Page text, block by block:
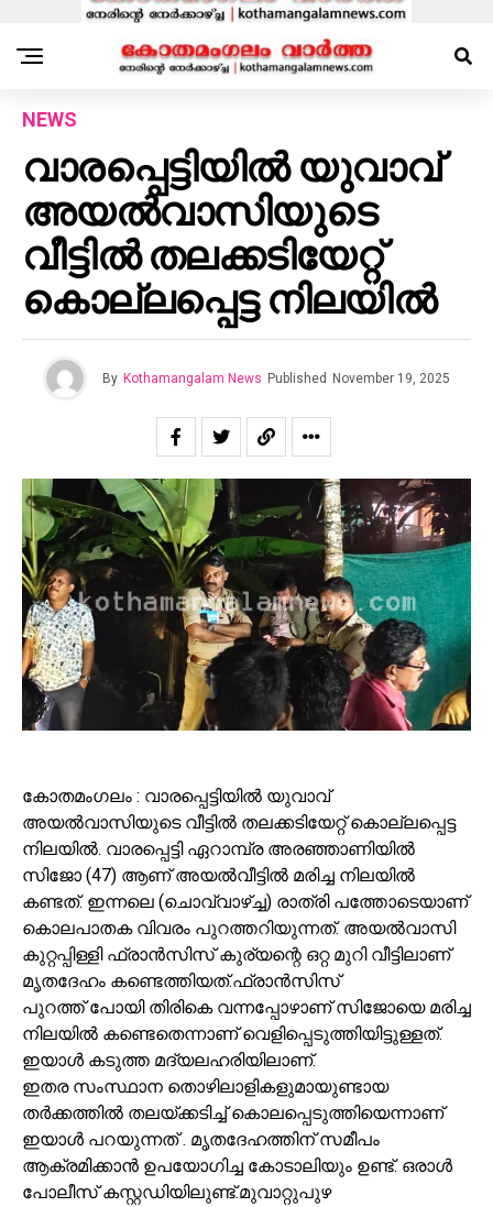
NEWS
വാരപ്പെട്ടിയിൽ യുവാവ്
അയൽവാസിയുടെ
വീട്ടിൽ തലക്കടിയേറ്റ്
കൊല്ലപ്പെട്ട നിലയിൽ
By Kothamangalam News Published November 19, 2025
കോതമംഗലം : വാരപ്പെട്ടിയിൽ യുവാവ്
അയൽവാസിയുടെ വീട്ടിൽ തലക്കടിയേറ്റ് കൊല്ലപ്പെട്ട
നിലയിൽ. വാരപ്പെട്ടി ഏറാമ്പ്ര അരഞ്ഞാണിയിൽ
സിജോ (47) ആണ് അയൽവീട്ടിൽ മരിച്ച നിലയിൽ
കണ്ടത്. ഇന്നലെ (ചൊവ്വാഴ്ച്ച) രാത്രി പത്താേടെയാണ്
കൊലപാതക വിവരം പുറത്തറിയുന്നത്. അയൽവാസി
കുറ്റപ്പിള്ളി ഫ്രാൻസിസ് കുര്യന്റെ ഒറ്റ മുറി വീട്ടിലാണ്
മൃതദേഹം കണ്ടെത്തിയത്.ഫ്രാൻസിസ്
പുറത്ത് പോയി തിരികെ വന്നപ്പോഴാണ് സിജോയെ മരിച്ച
നിലയിൽ കണ്ടെതെന്നാണ് വെളിപ്പെടുത്തിയിട്ടുള്ളത്.
ഇയാൾ കടുത്ത മദ്യലഹരിയിലാണ്.
ഇതര സംസ്ഥാന തൊഴിലാളികളുമായുണ്ടായ
തർക്കത്തിൽ തലയ്ക്കടിച്ച് കൊലപ്പെടുത്തിയെന്നാണ്
ഇയാൾ പറയുന്നത് . മൃതദേഹത്തിന് സമീപം
ആക്രമിക്കാൻ ഉപയോഗിച്ച കോടാലിയും ഉണ്ട്. ഒരാൾ
പോലീസ് കസ്റ്റഡിയിലുണ്ട്.മുവാറ്റുപുഴ